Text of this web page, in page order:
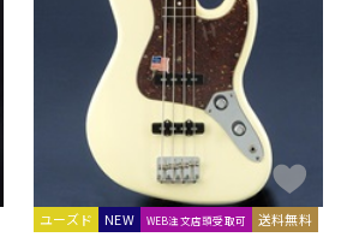
ユーズド NEW WEB注文店頭受取可 送料無料